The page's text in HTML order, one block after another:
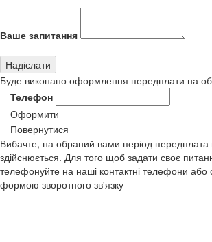
Ваше запитання
Буде виконано оформлення передплати на
Телефон
Оформити
Повернутися
Вибачте, на обраний вами період передплата
здійснюється. Для того щоб задати своє
телефонуйте на наші контактні телефони або
формою зворотного зв'язку